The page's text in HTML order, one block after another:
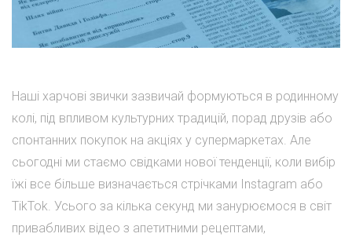
Наші харчові звички зазвичай формуються в родинному
колі, під впливом культурних традицій, порад друзів або
спонтанних покупок на акціях у супермаркетах. Але
сьогодні ми стаємо свідками нової тенденції, коли вибір
їжі все більше визначається стрічками Instagram або
TikTok. Усього за кілька секунд ми занурюємося в світ
привабливих відео з апетитними рецептами,